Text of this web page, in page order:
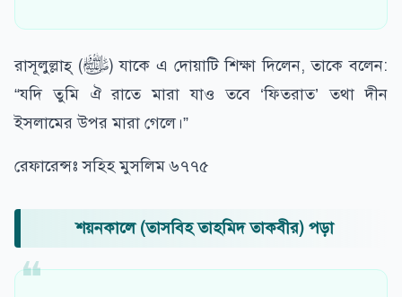
রাসূলুল্লাহ্‌ (ﷺ) যাকে এ দোয়াটি শিক্ষা দিলেন, তাকে বলেন:
“যদি তুমি ঐ রাতে মারা যাও তবে ‘ফিতরাত’ তথা দীন
ইসলামের উপর মারা গেলে।”
রেফারেন্সঃ সহিহ মুসলিম ৬৭৭৫
শয়নকালে (তাসবিহ তাহমিদ তাকবীর) পড়া